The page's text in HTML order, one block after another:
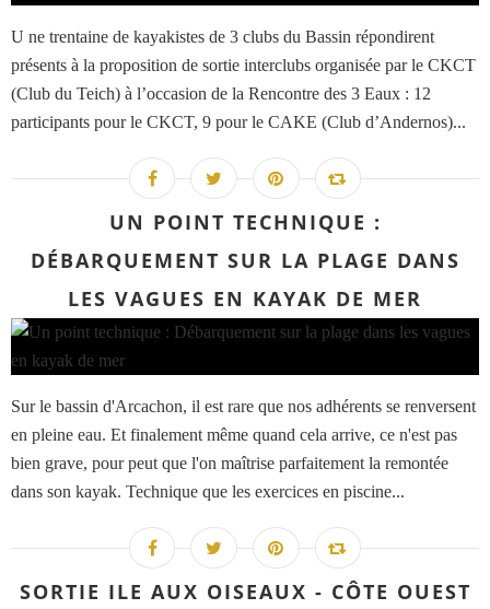
U ne trentaine de kayakistes de 3 clubs du Bassin répondirent
présents à la proposition de sortie interclubs organisée par le CKCT
(Club du Teich) à l’occasion de la Rencontre des 3 Eaux : 12
participants pour le CKCT, 9 pour le CAKE (Club d’Andernos)...
UN POINT TECHNIQUE :
DÉBARQUEMENT SUR LA PLAGE DANS
LES VAGUES EN KAYAK DE MER
Sur le bassin d'Arcachon, il est rare que nos adhérents se renversent
en pleine eau. Et finalement même quand cela arrive, ce n'est pas
bien grave, pour peut que l'on maîtrise parfaitement la remontée
dans son kayak. Technique que les exercices en piscine...
SORTIE ILE AUX OISEAUX - CÔTE OUEST